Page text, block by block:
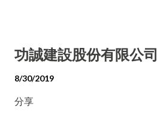
功誠建設股份有限公司
8/30/2019
分享